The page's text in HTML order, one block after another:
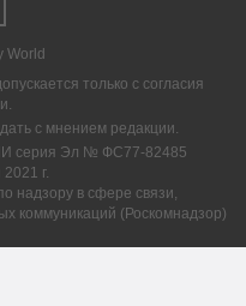
World
только с согласия
с мнением редакции.
серия Эл № ФС77-82485
г.
надзору в сфере связи,
коммуникаций (Роскомнадзор)